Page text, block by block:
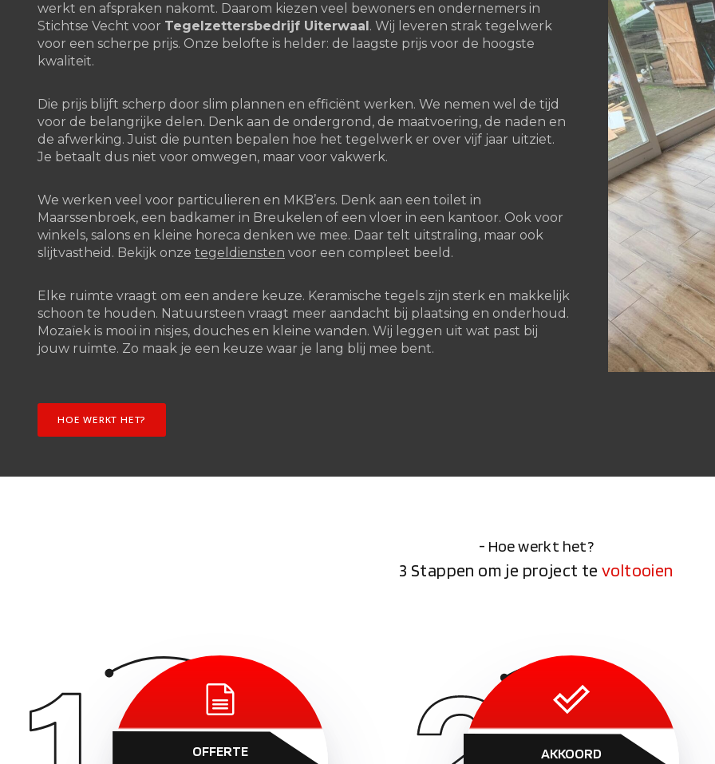
werkt en afspraken nakomt. Daarom kiezen veel bewoners en ondernemers in
Stichtse Vecht voor Tegelzettersbedrijf Uiterwaal. Wij leveren strak tegelwerk
voor een scherpe prijs. Onze belofte is helder: de laagste prijs voor de hoogste
kwaliteit.
Die prijs blijft scherp door slim plannen en efficiënt werken. We nemen wel de tijd
voor de belangrijke delen. Denk aan de ondergrond, de maatvoering, de naden en
de afwerking. Juist die punten bepalen hoe het tegelwerk er over vijf jaar uitziet.
Je betaalt dus niet voor omwegen, maar voor vakwerk.
We werken veel voor particulieren en MKB’ers. Denk aan een toilet in
Maarssenbroek, een badkamer in Breukelen of een vloer in een kantoor. Ook voor
winkels, salons en kleine horeca denken we mee. Daar telt uitstraling, maar ook
slijtvastheid. Bekijk onze tegeldiensten voor een compleet beeld.
Elke ruimte vraagt om een andere keuze. Keramische tegels zijn sterk en makkelijk
schoon te houden. Natuursteen vraagt meer aandacht bij plaatsing en onderhoud.
Mozaïek is mooi in nisjes, douches en kleine wanden. Wij leggen uit wat past bij
jouw ruimte. Zo maak je een keuze waar je lang blij mee bent.
HOE WERKT HET?
- Hoe werkt het?
3 Stappen om je project tevoltooien
OFFERTE AKKOORD